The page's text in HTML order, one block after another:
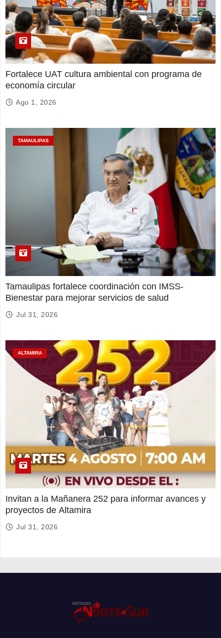
Fortalece UAT cultura ambiental con programa de
economía circular
Ago 1, 2026
TAMAULIPAS
Tamaulipas fortalece coordinación con IMSS-
Bienestar para mejorar servicios de salud
Jul 31, 2026
ALTAMIRA
Invitan a la Mañanera 252 para informar avances y
proyectos de Altamira
Jul 31, 2026